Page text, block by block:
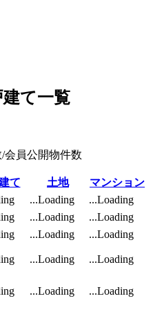
て一覧
会員公開物件数
て 土地
マンション
...Loading
...Loading
...Loading
...Loading
...Loading
...Loading
...Loading ...Loading
...Loading ...Loading